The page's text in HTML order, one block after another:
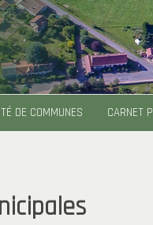
DE COMMUNES CARNET